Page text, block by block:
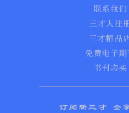
联系我们
三才人注
三才精品
免费电子期
书刊购买
订阅新三才 全